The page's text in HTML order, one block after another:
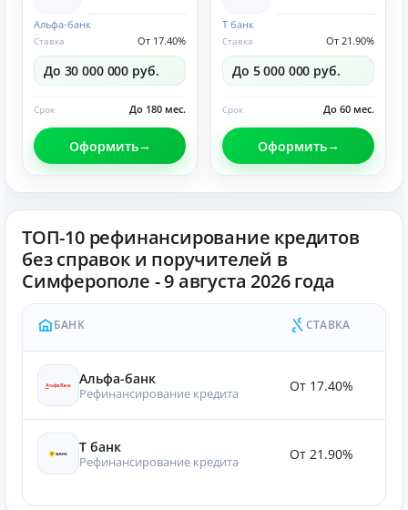
Альфа-банк
От 17.40%
Ставка
До 30 000 000 руб.
До 180 мес.
Срок
Оформить
Т банк
От 21.90%
Ставка
До 5 000 000 руб.
До 60 мес.
Срок
Оформить
ТОП-10 рефинансирование кредитов
без справок и поручителей в
Симферополе - 9 августа 2026 года
БАНК СТАВКА
Альфа-банк
Рефинансирование кредита От 17.40%
Т банк
Рефинансирование кредита От 21.90%